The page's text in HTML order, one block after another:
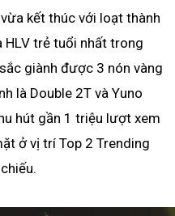
kết thúc với loạt thành
trẻ tuổi nhất trong
giành được 3 nón vàng
là Double 2T và Yuno
hút gần 1 triệu lượt xem
ở vị trí Top 2 Trending